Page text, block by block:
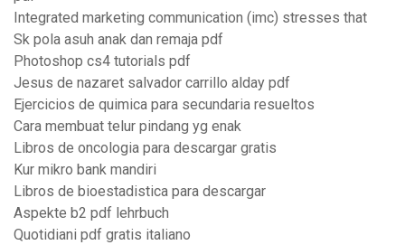
Integrated marketing communication (imc) stresses that
Sk pola asuh anak dan remaja pdf
Photoshop cs4 tutorials pdf
Jesus de nazaret salvador carrillo alday pdf
Ejercicios de quimica para secundaria resueltos
Cara membuat telur pindang yg enak
Libros de oncologia para descargar gratis
Kur mikro bank mandiri
Libros de bioestadistica para descargar
Aspekte b2 pdf lehrbuch
Quotidiani pdf gratis italiano